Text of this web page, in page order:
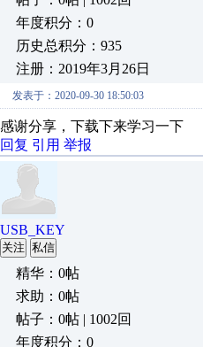
年度积分：0
历史总积分：935
注册：2019年3月26日
发表于：2020-09-30 18:50:03
感谢分享，下载下来学习一下
回复 引用 举报
USB_KEY
关注 私信
精华：0帖
求助：0帖
帖子：0帖 | 1002回
年度积分：0